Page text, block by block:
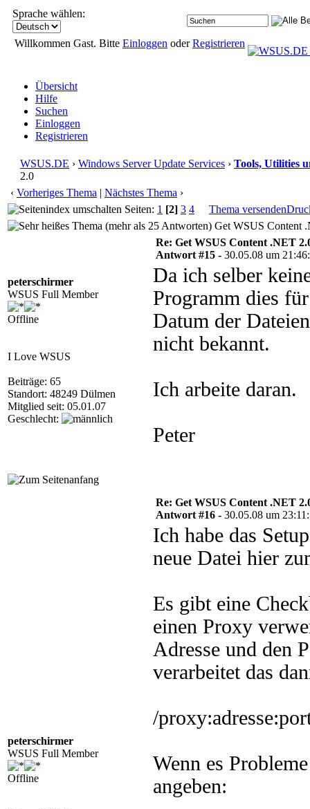
Sprache wählen:
Willkommen Gast. Bitte Einloggen oderRegistrieren
Übersicht
Hilfe
Suchen
Einloggen
Registrieren
WSUS.DE › Windows Server Update Services › Tools, Utilities
2.0
‹ Vorheriges Thema | Nächstes Thema ›
Seiten: 1 [2] 3 4 Thema versenden
Get WSUS Content
peterschirmer
WSUS Full Member
Offline
I Love WSUS
Beiträge: 65
Standort: 48249 Dülmen
Mitglied seit: 05.01.07
Geschlecht:
Re: Get WSUS Content .NET
Antwort #15 - 30.05.08 um
Da ich selber
Programm dies
Datum der
nicht bekannt.
Ich arbeite daran.
Peter
peterschirmer
WSUS Full Member
Offline
Re: Get WSUS Content .NET
Antwort #16 - 30.05.08 um
Ich habe das
neue Datei hier
Es gibt eine
einen Proxy
Adresse und den
verarbeitet das
/
Wenn es
angeben: